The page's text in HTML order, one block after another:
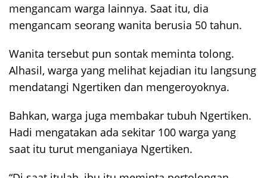
mengancam warga lainnya. Saat itu, dia
mengancam seorang wanita berusia 50 tahun.
Wanita tersebut pun sontak meminta tolong.
Alhasil, warga yang melihat kejadian itu langsung
mendatangi Ngertiken dan mengeroyoknya.
Bahkan, warga juga membakar tubuh Ngertiken.
Hadi mengatakan ada sekitar 100 warga yang
saat itu turut menganiaya Ngertiken.